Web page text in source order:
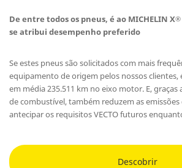
De entre todos os pneus, é ao MICHELIN X®
se atribui desempenho preferido
Se estes pneus são solicitados com mais
equipamento de origem pelos nossos clientes,
em média 235.511 km no eixo motor. E, graças
de combustível, também reduzem as emissões
antecipar os requisitos VECTO futuros
Descobrir